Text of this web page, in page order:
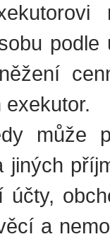
může
účty,
a